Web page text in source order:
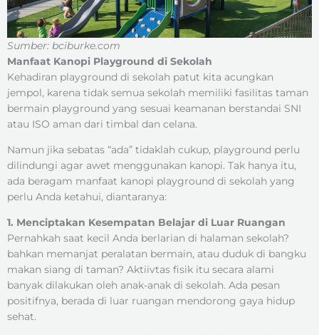
Sumber: bciburke.com
Manfaat Kanopi Playground di Sekolah
Kehadiran playground di sekolah patut kita acungkan
jempol, karena tidak semua sekolah memiliki fasilitas taman
bermain playground yang sesuai keamanan berstandai SNI
atau ISO aman dari timbal dan celana.
Namun jika sebatas “ada” tidaklah cukup, playground perlu
dilindungi agar awet menggunakan kanopi. Tak hanya itu,
ada beragam manfaat kanopi playground di sekolah yang
perlu Anda ketahui, diantaranya:
1. Menciptakan Kesempatan Belajar di Luar Ruangan
Pernahkah saat kecil Anda berlarian di halaman sekolah?
bahkan memanjat peralatan bermain, atau duduk di bangku
makan siang di taman? Aktiivtas fisik itu secara alami
banyak dilakukan oleh anak-anak di sekolah. Ada pesan
positifnya, berada di luar ruangan mendorong gaya hidup
sehat.